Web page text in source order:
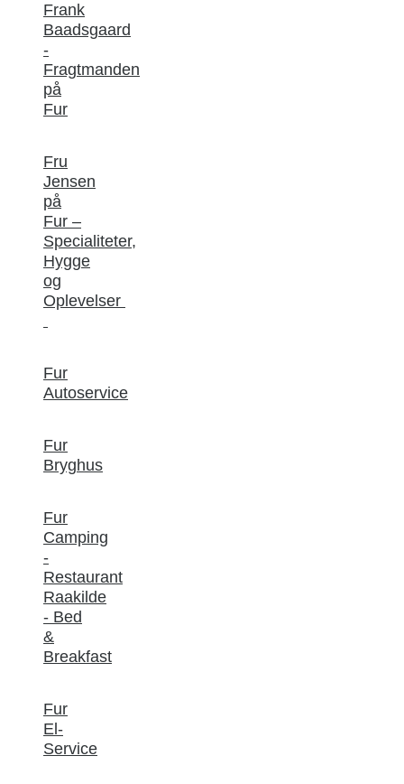
Frank
Baadsgaard
-
Fragtmanden
på
Fur
Fru
Jensen
på
Fur –
Specialiteter,
Hygge
og
Oplevelser
Fur
Autoservice
Fur
Bryghus
Fur
Camping
-
Restaurant
Raakilde
- Bed
&
Breakfast
Fur
El-
Service